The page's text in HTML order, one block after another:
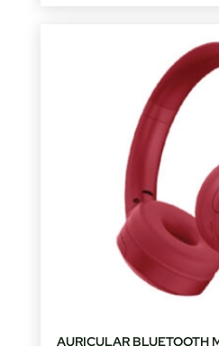
AURICULAR BLUETOOTH